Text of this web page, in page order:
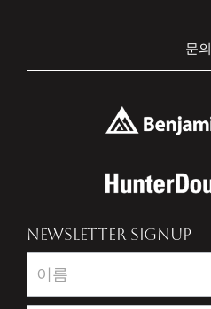
문의
NEWSLETTER SIGNUP
Newsletter